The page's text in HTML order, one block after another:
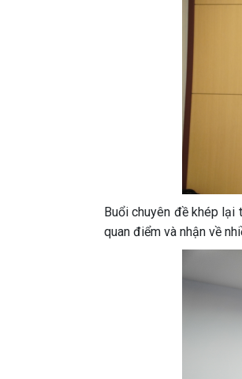
Buổi chuyên đề khép
quan điểm và nhận về